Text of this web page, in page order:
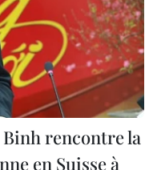
rencontre la
en Suisse à